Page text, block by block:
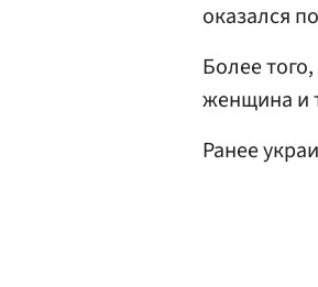
оказался
Более
женщина и
Ранее